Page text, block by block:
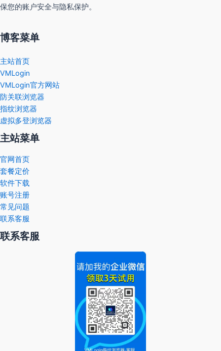
保您的账户安全与隐私保护。
博客菜单
主站首页
VMLogin
VMLogin官方网站
防关联浏览器
指纹浏览器
虚拟多登浏览器
主站菜单
官网首页
套餐定价
软件下载
账号注册
常见问题
联系客服
联系客服